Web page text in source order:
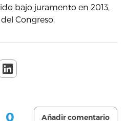
bajo juramento en 2013,
Congreso.
0 Añadir comentario